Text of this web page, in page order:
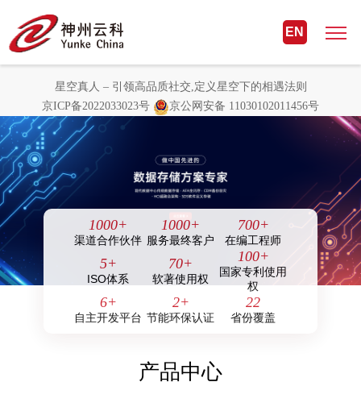
星空真人 – 引领高品质社交,定义星
空下的相遇法则
EN
星空真人 – 引领高品质社交,定义星空下的相遇法则
京ICP备2022033023号
京公网安备 11030102011456号
1000+
渠道合作伙伴
1000+
服务最终客户
700+
在编工程师
5+
ISO体系
70+
软著使用权
100+
国家专利使用
权
6+
自主开发平台
2+
节能环保认证
22
省份覆盖
产品中心